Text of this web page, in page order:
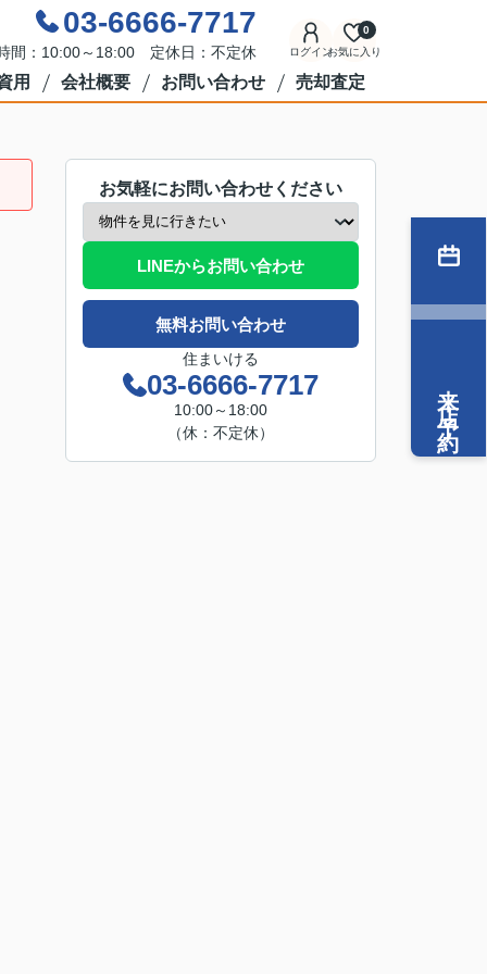
03-6666-7717
間：10:00～18:00 定休日：不定休 ログインお気に入り
0
用 会社概要 お問い合わせ 売却査定
お気軽にお問い合わせください
LINEからお問い合わせ
無料お問い合わせ
住まいける
03-6666-7717
10:00～18:00
（休：不定休）
来店予約